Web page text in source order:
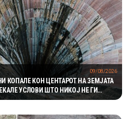
КОПАЛЕ КОН ЦЕНТАРОТ НА ЗЕМЈАТА
УСЛОВИ ШТО НИКОЈ НЕ ГИ
09/08/2026